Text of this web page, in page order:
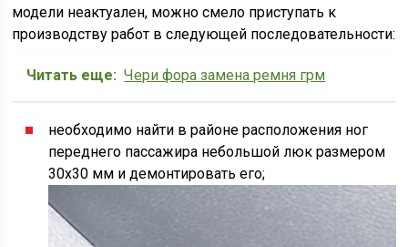
модели неактуален, можно смело приступать к
производству работ в следующей последовательности:
Читать еще: Чери фора замена ремня грм
необходимо найти в районе расположения ног
переднего пассажира небольшой люк размером
30х30 мм и демонтировать его;